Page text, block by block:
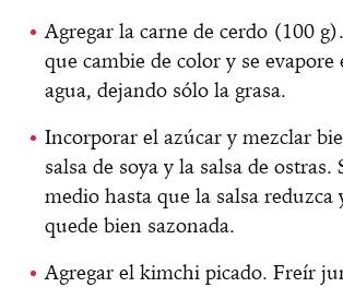
Agregar la carne de cerdo (100
que cambie de color y se evapore
agua, dejando sólo la grasa.
Incorporar el azúcar y mezclar
salsa de soya y la salsa de
medio hasta que la salsa reduzca
quede bien sazonada.
Agregar el kimchi picado. Freír